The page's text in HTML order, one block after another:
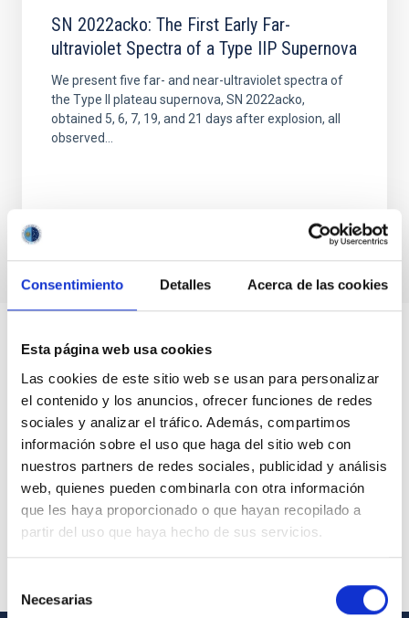
Consentimiento Detalles Acerca de las cookies
Esta página web usa cookies
Las cookies de este sitio web se usan para personalizar
el contenido y los anuncios, ofrecer funciones de redes
sociales y analizar el tráfico. Además, compartimos
información sobre el uso que haga del sitio web con
nuestros partners de redes sociales, publicidad y análisis
web, quienes pueden combinarla con otra información
que les haya proporcionado o que hayan recopilado a
partir del uso que haya hecho de sus servicios.
Necesarias
SN 2022acko: The First Early Far-
ultraviolet Spectra of a Type IIP Supernova
We present five far- and near-ultraviolet spectra of
the Type II plateau supernova, SN 2022acko,
obtained 5, 6, 7, 19, and 21 days after explosion, all
observed...